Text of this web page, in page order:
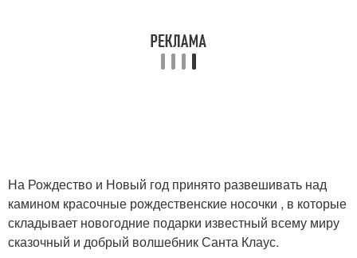
На Рождество и Новый год принято развешивать над
камином красочные рождественские носочки , в которые
складывает новогодние подарки известный всему миру
сказочный и добрый волшебник Санта Клаус.